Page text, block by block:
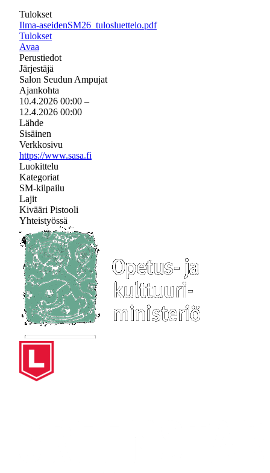
Tulokset
Ilma-aseidenSM26_tulosluettelo.pdf
Tulokset
Avaa
Perustiedot
Järjestäjä
Salon Seudun Ampujat
Ajankohta
10.4.2026 00:00 –
12.4.2026 00:00
Lähde
Sisäinen
Verkkosivu
https://www.sasa.fi
Luokittelu
Kategoriat
SM-kilpailu
Lajit
Kivääri Pistooli
Yhteistyössä